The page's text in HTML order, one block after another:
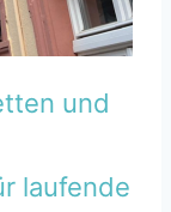
und
laufende